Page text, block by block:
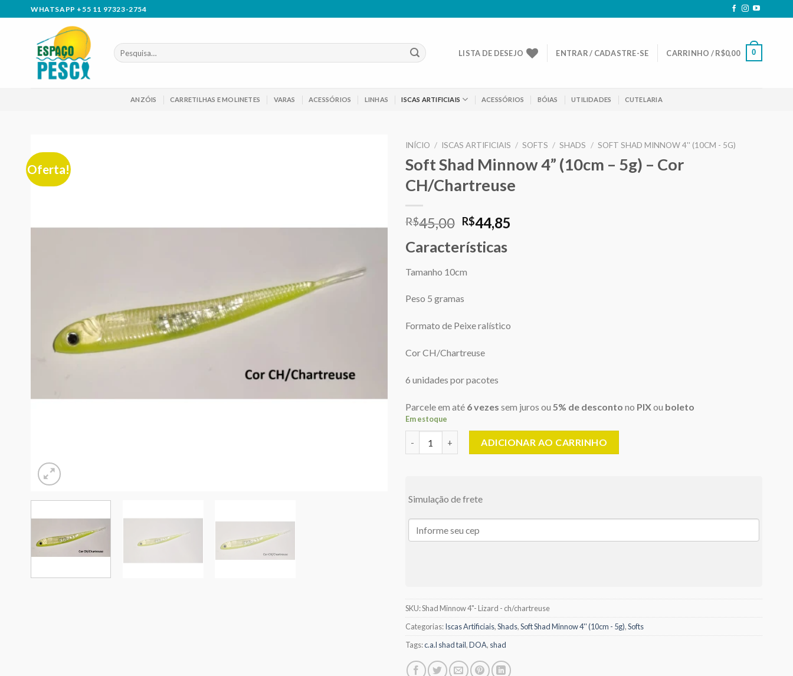
to
WHATSAPP +55 11 97323-2754
Pesquisar
por:
LISTA DE DESEJO ENTRAR / CADASTRE-SE CARRINHO /R$0,00 0
ANZÓIS CARRETILHAS E MOLINETES VARAS ACESSÓRIOS LINHAS ISCAS ARTIFICIAIS ACESSÓRIOS BÓIAS UTILIDADES CUTELARIA
Oferta!
INÍCIO / ISCAS ARTIFICIAIS / SOFTS / SHADS / SOFT SHAD MINNOW 4'' (10CM - 5G)
Soft Shad Minnow 4” (10cm – 5g) – Cor
CH/Chartreuse
R$45,00 O
preço
original
R$45,00.
R$44,85
Características
Tamanho 10cm
Peso 5 gramas
Formato de Peixe ralístico
Cor CH/Chartreuse
6 unidades por pacotes
Parcele em até 6 vezes sem juros ou 5% de desconto no PIXou boleto
Em estoque
ADICIONAR AO CARRINHO
Simulação de frete
SKU:Shad Minnow 4"- Lizard - ch/chartreuse
Categorias:Iscas Artificiais,Shads,Soft Shad Minnow 4'' (10cm - 5g),Softs
Tags:c.a.l shad tail,DOA, shad